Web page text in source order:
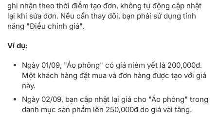
ghi nhận theo thời điểm tạo đơn, không tự động cập nhật
lại khi sửa đơn. Nếu cần thay đổi, bạn phải sử dụng tính
năng "Điều chỉnh giá".
Ví dụ:
Ngày 01/09, "Áo phông" có giá niêm yết là 200,000đ.
Một khách hàng đặt mua và đơn hàng được tạo với giá
này.
Ngày 02/09, bạn cập nhật lại giá cho "Áo phông" trong
danh mục sản phẩm lên 250,000đ do giá vải tăng.